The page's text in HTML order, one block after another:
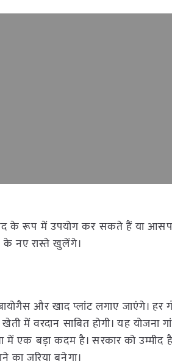
के रूप में उपयोग कर सकते हैं या
नए रास्ते खुलेंगे।
और खाद प्लांट लगाए जाएंगे। हर
में वरदान साबित होगी। यह योजना
एक बड़ा कदम है। सरकार को उम्मीद